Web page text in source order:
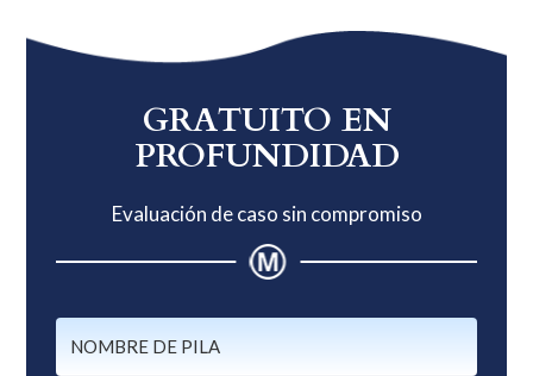
Barra
principalGRATUITO EN
PROFUNDIDAD
Evaluación de caso sin compromiso